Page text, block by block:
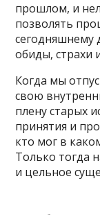
прошлом, и
позволять
сегодняшнему
обиды, страхи
Когда мы
свою
плену старых
принятия и
кто мог в
Только тогда
и цельное